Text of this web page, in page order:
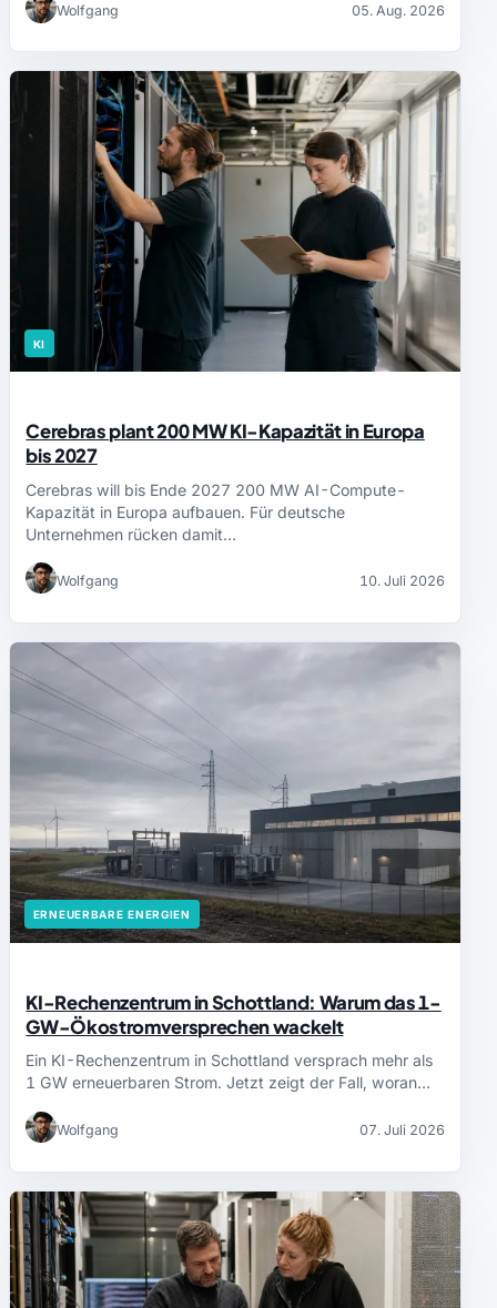
Wolfgang 05. Aug. 2026
KI
Cerebras plant 200 MW KI-Kapazität in Europa
bis 2027
Cerebras will bis Ende 2027 200 MW AI-Compute-
Kapazität in Europa aufbauen. Für deutsche
Unternehmen rücken damit…
Wolfgang 10. Juli 2026
ERNEUERBARE ENERGIEN
KI-Rechenzentrum in Schottland: Warum das 1-
GW-Ökostromversprechen wackelt
Ein KI-Rechenzentrum in Schottland versprach mehr als
1 GW erneuerbaren Strom. Jetzt zeigt der Fall, woran…
Wolfgang 07. Juli 2026